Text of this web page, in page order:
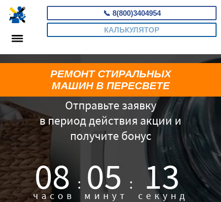
📞 8(800)3404954
КАЛЬКУЛЯТОР
Отправьте заявку
в период действия акции и
получите бонус
08 :
часов 05 :
минут 12
секунд
РЕМОНТ СТИРАЛЬНЫХ
МАШИН В ПЕРЕСВЕТЕ